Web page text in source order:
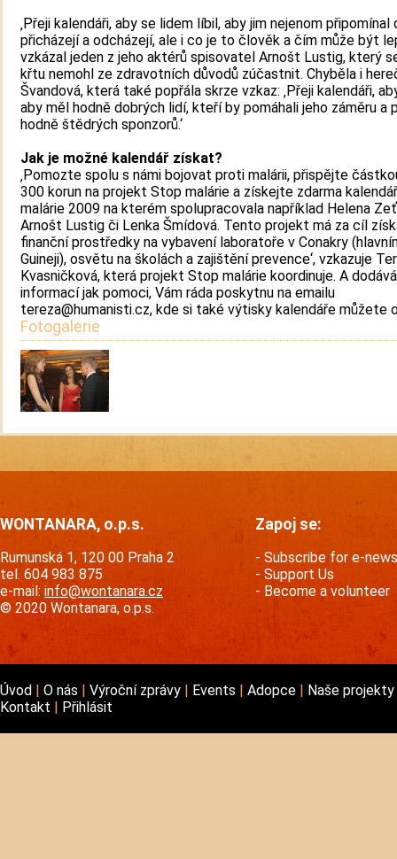
‚Přeji kalendáři, aby se lidem líbil, aby jim nejenom připomínal
přicházejí a odcházejí, ale i co je to člověk a čím může být
vzkázal jeden z jeho aktérů spisovatel Arnošt Lustig, který
křtu nemohl ze zdravotních důvodů zúčastnit. Chyběla i
Švandová, která také popřála skrze vzkaz: ‚Přeji kalendáři,
aby měl hodně dobrých lidí, kteří by pomáhali jeho záměru a
hodně štědrých sponzorů.‘
Jak je možné kalendář získat?
‚Pomozte spolu s námi bojovat proti malárii, přispějte
300 korun na projekt Stop malárie a získejte zdarma
malárie 2009 na kterém spolupracovala například Helena
Arnošt Lustig či Lenka Šmídová. Tento projekt má za cíl
finanční prostředky na vybavení laboratoře v Conakry
Guineji), osvětu na školách a zajištění prevence‘, vzkazuje
Kvasničková, která projekt Stop malárie koordinuje. A
informací jak pomoci, Vám ráda poskytnu na emailu
tereza@humanisti.cz, kde si také výtisky kalendáře můžete
Fotogalerie
WONTANARA, o.p.s.
Rumunská 1, 120 00 Praha 2
tel. 604 983 875
e-mail: info@wontanara.cz
© 2020 Wontanara, o.p.s.
Zapoj se:
Subscribe for e-news
Support Us
Become a volunteer
Úvod O nás Výroční zprávy Events Adopce
Naše projekty
Kontakt
Přihlásit